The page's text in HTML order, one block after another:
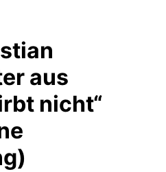
aus
nicht“